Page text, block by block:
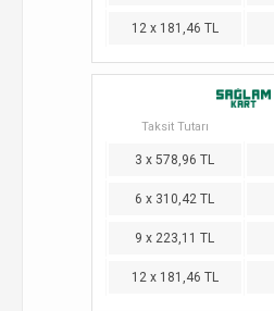
12 x 181,46 TL
Taksit Tutarı
3 x 578,96 TL
6 x 310,42 TL
9 x 223,11 TL
12 x 181,46 TL